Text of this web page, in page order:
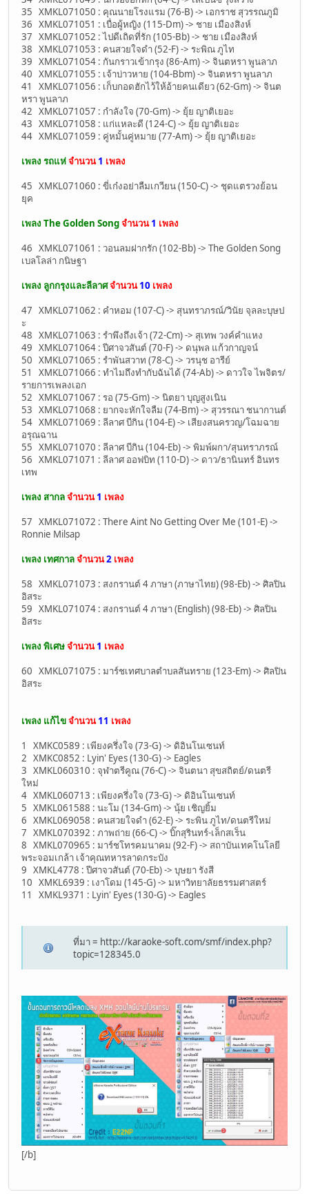
35 XMKL071050 : คุณนายโรงแรม (76-B) -> เอกราช สุวรรณภูมิ
36 XMKL071051 : เบื่อผู้หญิง (115-Dm) -> ชาย เมืองสิงห์
37 XMKL071052 : ไปดีเถิดที่รัก (105-Bb) -> ชาย เมืองสิงห์
38 XMKL071053 : คนสวยใจดำ (52-F) -> ระพิณ ภูไท
39 XMKL071054 : กันกราวเข้ากรุง (86-Am) -> จินตหรา พูนลาภ
40 XMKL071055 : เจ้าบ่าวหาย (104-Bbm) -> จินตหรา พูนลาภ
41 XMKL071056 : เก็บกอดฮักไว้ให้อ้ายคนเดียว (62-Gm) -> จินต
หรา พูนลาภ
42 XMKL071057 : กำลังใจ (70-Gm) -> ยุ้ย ญาติเยอะ
43 XMKL071058 : แก่แหละดี (124-C) -> ยุ้ย ญาติเยอะ
44 XMKL071059 : คู่หมั้นคู่หมาย (77-Am) -> ยุ้ย ญาติเยอะ
เพลง รถแห่จำนวน1 เพลง
45 XMKL071060 : ขี่เก๋งอย่าลืมเกวียน (150-C) -> ชุดแตรวงย้อน
ยุค
เพลง The Golden Songจำนวน1 เพลง
46 XMKL071061 : วอนลมฝากรัก (102-Bb) -> The Golden Song
เบลโลล่า กนิษฐา
เพลง ลูกกรุงและลีลาศจำนวน10 เพลง
47 XMKL071062 : คำหอม (107-C) -> สุนทราภรณ์/วินัย จุลละบุษป
ะ
48 XMKL071063 : รำพึงถึงเจ้า (72-Cm) -> สุเทพ วงค์คำแหง
49 XMKL071064 : ปีศาจวสันต์ (70-F) -> ดนุพล แก้วกาญจน์
50 XMKL071065 : รำพันสวาท (78-C) -> วรนุช อารีย์
51 XMKL071066 : ทำไมถึงทำกับฉันได้ (74-Ab) -> ดาวใจ ไพจิตร/
รายการเพลงเอก
52 XMKL071067 : รอ (75-Gm) -> นิตยา บุญสูงเนิน
53 XMKL071068 : ยากจะหักใจลืม (74-Bm) -> สุวรรณา ชนากานต์
54 XMKL071069 : ลีลาศ บีกิน (104-E) -> เสียงสนครวญ/โฉมฉาย
อรุณฉาน
55 XMKL071070 : ลีลาศ บีกิน (104-Eb) -> พิมพ์ผกา/สุนทราภรณ์
56 XMKL071071 : ลีลาศ ออฟบิท (110-D) -> ดาว/ธานินทร์ อินทร
เทพ
เพลง สากลจำนวน1 เพลง
57 XMKL071072 : There Aint No Getting Over Me (101-E) ->
Ronnie Milsap
เพลง เทศกาลจำนวน2 เพลง
58 XMKL071073 : สงกรานต์ 4 ภาษา (ภาษาไทย) (98-Eb) -> ศิลปิน
อิสระ
59 XMKL071074 : สงกรานต์ 4 ภาษา (English) (98-Eb) -> ศิลปิน
อิสระ
เพลง พิเศษจำนวน1 เพลง
60 XMKL071075 : มาร์ชเทศบาลตำบลสันทราย (123-Em) -> ศิลปิน
อิสระ
เพลง แก้ไขจำนวน11 เพลง
1 XMKC0589 : เพียงครึ่งใจ (73-G) -> ดิอินโนเซนท์
2 XMKC0852 : Lyin' Eyes (130-G) -> Eagles
3 XMKL060310 : จุฬาตรีคูณ (76-C) -> จินตนา สุขสถิตย์/ดนตรี
ใหม่
4 XMKL060713 : เพียงครึ่งใจ (73-G) -> ดิอินโนเซนท์
5 XMKL061588 : นะโม (134-Gm) -> นุ้ย เชิญยิ้ม
6 XMKL069058 : คนสวยใจดำ (62-E) -> ระพิน ภูไท/ดนตรีใหม่
7 XMKL070392 : ภาพถ่าย (66-C) -> บิ๊กสุรินทร์-เล็กสเร็น
8 XMKL070965 : มาร์ชโทรคมนาคม (92-F) -> สถาบันเทคโนโลยี
พระจอมเกล้า เจ้าคุณทหารลาดกระบัง
9 XMKL4778 : ปีศาจวสันต์ (70-Eb) -> บุษยา รังสี
10 XMKL6939 : เงาโดม (145-G) -> มหาวิทยาลัยธรรมศาสตร์
11 XMKL9371 : Lyin' Eyes (130-G) -> Eagles
ที่มา = http://karaoke-soft.com/smf/index.php?
topic=128345.0
[/b]